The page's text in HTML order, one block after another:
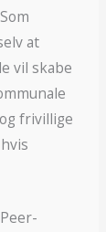
at
vil skabe
frivillige